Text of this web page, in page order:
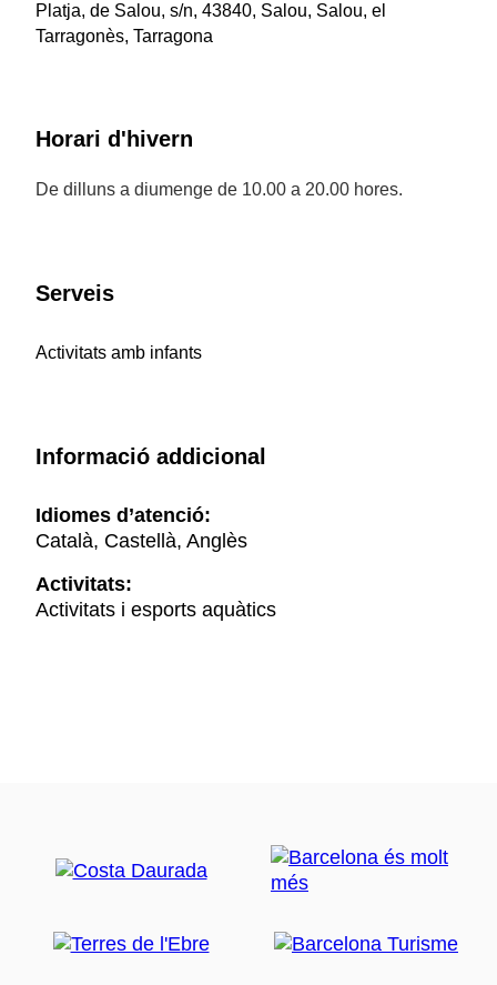
Platja, de Salou, s/n, 43840, Salou, Salou, el
Tarragonès, Tarragona
Horari d'hivern
De dilluns a diumenge de 10.00 a 20.00 hores.
Serveis
Activitats amb infants
Informació addicional
Idiomes d’atenció:
Català, Castellà, Anglès
Activitats:
Activitats i esports aquàtics